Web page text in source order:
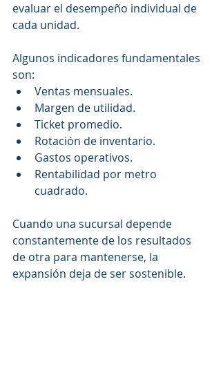
evaluar el desempeño individual de
cada unidad.
Algunos indicadores fundamentales
son:
Ventas mensuales.
Margen de utilidad.
Ticket promedio.
Rotación de inventario.
Gastos operativos.
Rentabilidad por metro
cuadrado.
Cuando una sucursal depende
constantemente de los resultados
de otra para mantenerse, la
expansión deja de ser sostenible.